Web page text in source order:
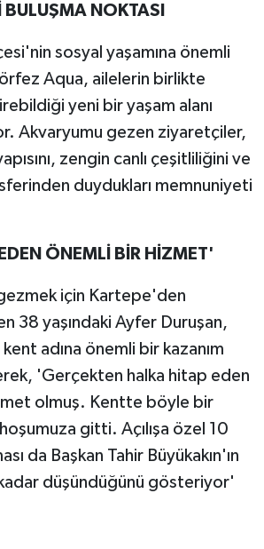
BULUŞMA NOKTASI
sosyal yaşamına önemli
Aqua, ailelerin birlikte
yeni bir yaşam alanı
Akvaryumu gezen ziyaretçiler,
zengin canlı çeşitliliğini ve
duydukları memnuniyeti
ÖNEMLİ BİR HİZMET'
için Kartepe'den
38 yaşındaki Ayfer Duruşan,
kent adına önemli bir kazanım
'Gerçekten halka hitap eden
olmuş. Kentte böyle bir
hoşumuza gitti. Açılışa özel 10
da Başkan Tahir Büyükakın'ın
düşündüğünü gösteriyor'